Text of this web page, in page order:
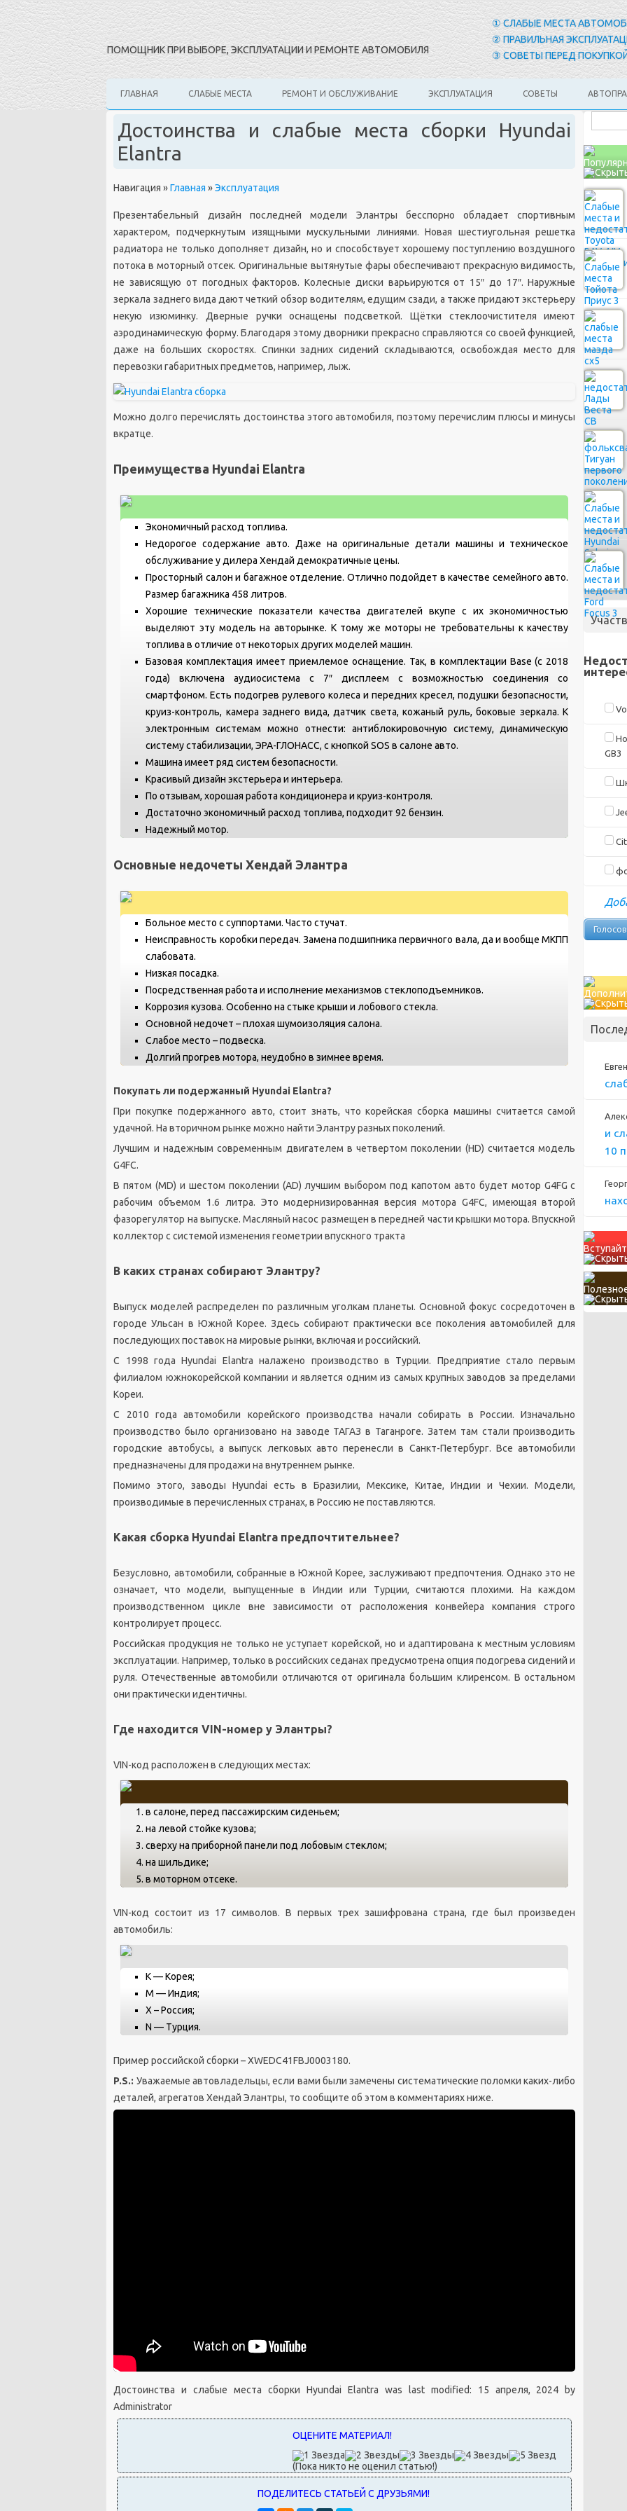
① СЛАБЫЕ МЕСТА
② ПРАВИЛЬНАЯ
③ СОВЕТЫ ПЕРЕД
ПОМОЩНИК ПРИ ВЫБОРЕ, ЭКСПЛУАТАЦИИ И РЕМОНТЕ АВТОМОБИЛЯ
ГЛАВНАЯ СЛАБЫЕ МЕСТА РЕМОНТ И ОБСЛУЖИВАНИЕ ЭКСПЛУАТАЦИЯ СОВЕТЫ
Достоинства и слабые места сборки Hyundai
Elantra
Навигация» Главная » Эксплуатация
Презентабельный дизайн последней модели Элантры бесспорно обладает спортивным
характером, подчеркнутым изящными мускульными линиями. Новая шестиугольная решетка
радиатора не только дополняет дизайн, но и способствует хорошему поступлению воздушного
потока в моторный отсек. Оригинальные вытянутые фары обеспечивают прекрасную видимость,
не зависящую от погодных факторов. Колесные диски варьируются от 15″ до 17″. Наружные
зеркала заднего вида дают четкий обзор водителям, едущим сзади, а также придают экстерьеру
некую изюминку. Дверные ручки оснащены подсветкой. Щётки стеклоочистителя имеют
аэродинамическую форму. Благодаря этому дворники прекрасно справляются со своей функцией,
даже на больших скоростях. Спинки задних сидений складываются, освобождая место для
перевозки габаритных предметов, например, лыж.
Можно долго перечислять достоинства этого автомобиля, поэтому перечислим плюсы и минусы
вкратце.
Преимущества Hyundai Elantra
Экономичный расход топлива.
Недорогое содержание авто. Даже на оригинальные детали машины и техническое
обслуживание у дилера Хендай демократичные цены.
Просторный салон и багажное отделение. Отлично подойдет в качестве семейного авто.
Размер багажника 458 литров.
Хорошие технические показатели качества двигателей вкупе с их экономичностью
выделяют эту модель на авторынке. К тому же моторы не требовательны к качеству
топлива в отличие от некоторых других моделей машин.
Базовая комплектация имеет приемлемое оснащение. Так, в комплектации Base (с 2018
года) включена аудиосистема с 7″ дисплеем с возможностью соединения со
смартфоном. Есть подогрев рулевого колеса и передних кресел, подушки безопасности,
круиз-контроль, камера заднего вида, датчик света, кожаный руль, боковые зеркала. К
электронным системам можно отнести: антиблокировочную систему, динамическую
систему стабилизации, ЭРА­-ГЛОНАСС, с кнопкой SOS в салоне авто.
Машина имеет ряд систем безопасности.
Красивый дизайн экстерьера и интерьера.
По отзывам, хорошая работа кондиционера и круиз-контроля.
Достаточно экономичный расход топлива, подходит 92 бензин.
Надежный мотор.
Основные недочеты Хендай Элантра
Больное место с суппортами. Часто стучат.
Неисправность коробки передач. Замена подшипника первичного вала, да и вообще МКПП
слабовата.
Низкая посадка.
Посредственная работа и исполнение механизмов стеклоподъемников.
Коррозия кузова. Особенно на стыке крыши и лобового стекла.
Основной недочет – плохая шумоизоляция салона.
Слабое место – подвеска.
Долгий прогрев мотора, неудобно в зимнее время.
Покупать ли подержанный Hyundai Elantra?
При покупке подержанного авто, стоит знать, что корейская сборка машины считается самой
удачной. На вторичном рынке можно найти Элантру разных поколений.
Лучшим и надежным современным двигателем в четвертом поколении (HD) считается модель
G4FC.
В пятом (MD) и шестом поколении (AD) лучшим выбором под капотом авто будет мотор G4FG с
рабочим объемом 1.6 литра. Это модернизированная версия мотора G4FC, имеющая второй
фазорегулятор на выпуске. Масляный насос размещен в передней части крышки мотора. Впускной
коллектор с системой изменения геометрии впускного тракта
В каких странах собирают Элантру?
Выпуск моделей распределен по различным уголкам планеты. Основной фокус сосредоточен в
городе Ульсан в Южной Корее. Здесь собирают практически все поколения автомобилей для
последующих поставок на мировые рынки, включая и российский.
С 1998 года Hyundai Elantra налажено производство в Турции. Предприятие стало первым
филиалом южнокорейской компании и является одним из самых крупных заводов за пределами
Кореи.
С 2010 года автомобили корейского производства начали собирать в России. Изначально
производство было организовано на заводе ТАГАЗ в Таганроге. Затем там стали производить
городские автобусы, а выпуск легковых авто перенесли в Санкт-Петербург. Все автомобили
предназначены для продажи на внутреннем рынке.
Помимо этого, заводы Hyundai есть в Бразилии, Мексике, Китае, Индии и Чехии. Модели,
производимые в перечисленных странах, в Россию не поставляются.
Какая сборка Hyundai Elantra предпочтительнее?
Безусловно, автомобили, собранные в Южной Корее, заслуживают предпочтения. Однако это не
означает, что модели, выпущенные в Индии или Турции, считаются плохими. На каждом
производственном цикле вне зависимости от расположения конвейера компания строго
контролирует процесс.
Российская продукция не только не уступает корейской, но и адаптирована к местным условиям
эксплуатации. Например, только в российских седанах предусмотрена опция подогрева сидений и
руля. Отечественные автомобили отличаются от оригинала большим клиренсом. В остальном
они практически идентичны.
Где находится VIN-номер у Элантры?
VIN-код расположен в следующих местах:
в салоне, перед пассажирским сиденьем;
на левой стойке кузова;
сверху на приборной панели под лобовым стеклом;
на шильдике;
в моторном отсеке.
VIN-код состоит из 17 символов. В первых трех зашифрована страна, где был произведен
автомобиль:
K — Корея;
M — Индия;
Х – Россия;
N — Турция.
Пример российской сборки – XWEDC41FBJ0003180.
P.S.: Уважаемые автовладельцы, если вами были замечены систематические поломки каких-либо
деталей, агрегатов Хендай Элантры, то сообщите об этом в комментариях ниже.
Достоинства и слабые места сборки Hyundai Elantra was last modified: 15 апреля, 2024 by
Administrator
(Пока никто не оценил статью!)
GB3
и
10